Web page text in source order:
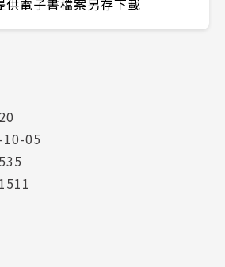
供電子書檔案另存下載
05